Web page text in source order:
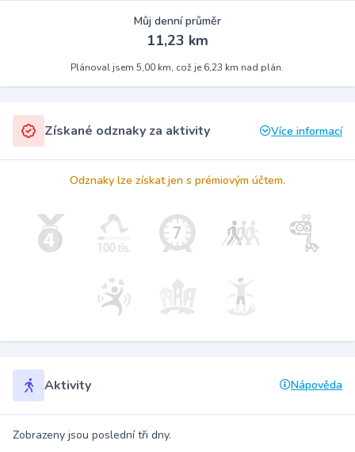
Můj denní průměr
11,23 km
Plánoval jsem 5,00 km, což je 6,23 km nad plán.
Získané odznaky za aktivity Více informací
Odznaky lze získat jen s prémiovým účtem.
Aktivity Nápověda
Zobrazeny jsou poslední tři dny.